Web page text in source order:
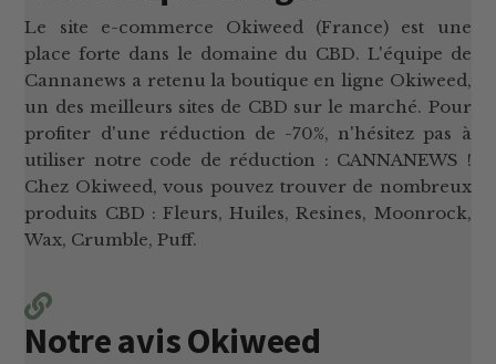
Le site e-commerce Okiweed (France) est une
place forte dans le domaine du CBD. L'équipe de
Cannanews a retenu la boutique en ligne Okiweed,
un des meilleurs sites de CBD sur le marché. Pour
profiter d'une réduction de -70%, n'hésitez pas à
utiliser notre code de réduction : CANNANEWS !
Chez Okiweed, vous pouvez trouver de nombreux
produits CBD : Fleurs, Huiles, Resines, Moonrock,
Wax, Crumble, Puff.
Notre avis Okiweed